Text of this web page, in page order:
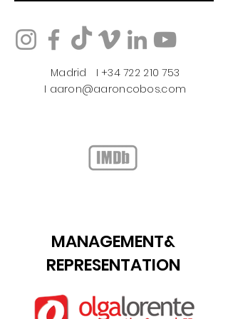
Madrid​ I +34 722 210 753
I aaron@aaroncobos.com
MANAGEMENT&
REPRESENTATION